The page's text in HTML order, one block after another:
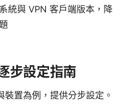
統與 VPN 客戶端版本，降
步設定指南
置為例，提供分步設定。